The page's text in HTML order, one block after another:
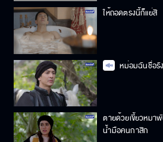
ให้ถอดตรงนี้ก็แย่สิ
หม่อมฉันชื่อรั
ตายด้วยเขี้ยวหมา
น้ำมือคนกาสิก